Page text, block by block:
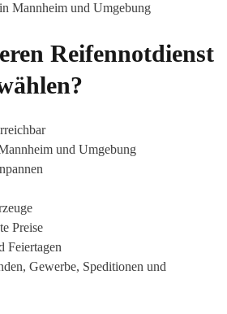
Mannheim und Umgebung
Reifennotdienst
und Umgebung
Preise
Feiertagen
Gewerbe, Speditionen und